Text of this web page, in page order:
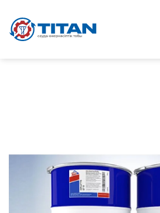
Негізгі мазмұнға өту